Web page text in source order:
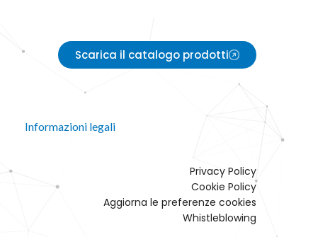
Scarica il catalogo prodotti
Informazioni legali
Privacy Policy
Cookie Policy
Aggiorna le preferenze cookies
Whistleblowing